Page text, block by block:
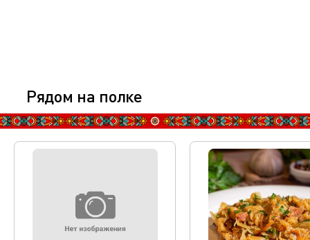
Рядом на полке